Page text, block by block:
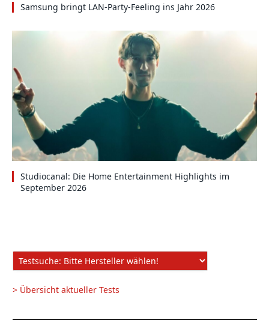
Samsung bringt LAN-Party-Feeling ins Jahr 2026
Studiocanal: Die Home Entertainment Highlights im
September 2026
> Übersicht aktueller Tests